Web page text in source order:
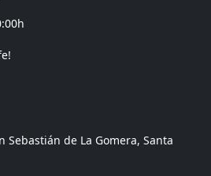
Sebastián de La Gomera, Santa